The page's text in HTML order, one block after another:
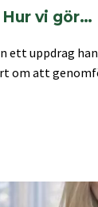
Hur vi gör…
ett uppdrag
om att